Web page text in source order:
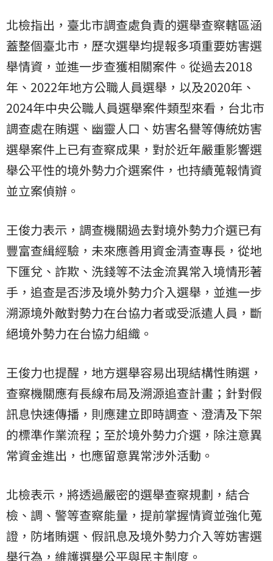
北檢指出，臺北市調查處負責的選舉查察轄區涵
蓋整個臺北市，歷次選舉均提報多項重要妨害選
舉情資，並進一步查獲相關案件。從過去2018
年、2022年地方公職人員選舉，以及2020年、
2024年中央公職人員選舉案件類型來看，台北市
調查處在賄選、幽靈人口、妨害名譽等傳統妨害
選舉案件上已有查察成果，對於近年嚴重影響選
舉公平性的境外勢力介選案件，也持續蒐報情資
並立案偵辦。
王俊力表示，調查機關過去對境外勢力介選已有
豐富查緝經驗，未來應善用資金清查專長，從地
下匯兌、詐欺、洗錢等不法金流異常入境情形著
手，追查是否涉及境外勢力介入選舉，並進一步
溯源境外敵對勢力在台協力者或受派遣人員，斷
絕境外勢力在台協力組織。
王俊力也提醒，地方選舉容易出現結構性賄選，
查察機關應有長線布局及溯源追查計畫；針對假
訊息快速傳播，則應建立即時調查、澄清及下架
的標準作業流程；至於境外勢力介選，除注意異
常資金進出，也應留意異常涉外活動。
北檢表示，將透過嚴密的選舉查察規劃，結合
檢、調、警等查察能量，提前掌握情資並強化蒐
證，防堵賄選、假訊息及境外勢力介入等妨害選
舉行為，維護選舉公平與民主制度。